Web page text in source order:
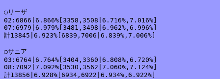
○リーザ
02:6866|6.866%[3358,3508|6.716%,7.016%]
07:6979|6.979%[3481,3498|6.962%,6.996%]
計13845|6.923%[6839,7006|6.839%,7.006%]
○サニア
03:6764|6.764%[3404,3360|6.808%,6.720%]
08:7092|7.092%[3530,3562|7.060%,7.124%]
計13856|6.928%[6934,6922|6.934%,6.922%]